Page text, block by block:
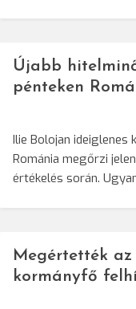
Újabb
pénteken
Ilie Bolojan
Románia megőrzi
értékelés során.
Megértették az
kormányfő